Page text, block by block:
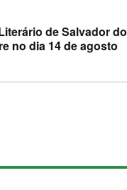
de Salvador do
no dia 14 de agosto